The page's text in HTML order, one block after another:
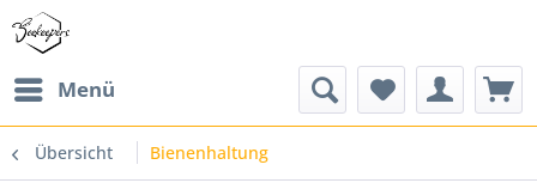
Menü
Übersicht Bienenhaltung